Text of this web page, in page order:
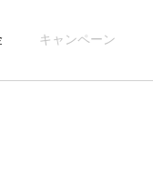
キャンペーン